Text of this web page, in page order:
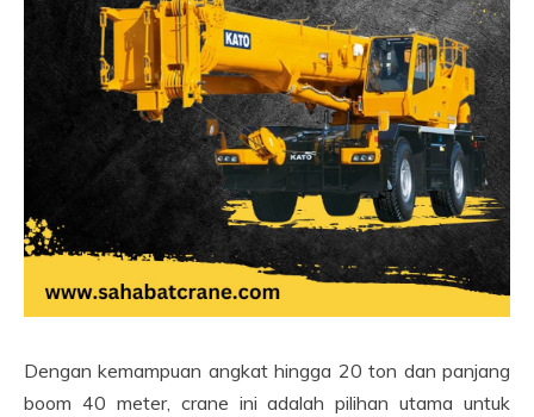
Dengan kemampuan angkat hingga 20 ton dan panjang
boom 40 meter, crane ini adalah pilihan utama untuk